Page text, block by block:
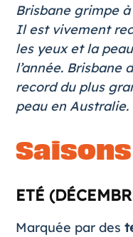
Brisbane grimpe à
Il est vivement
les yeux et la
l’année.
record du plus
peau en Australie.
ETÉ
Marquée par des